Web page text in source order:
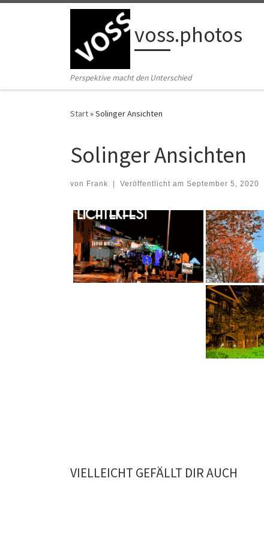
voss.photos
Perspektive macht den Unterschied
Start»Solinger Ansichten
Solinger Ansichten
von Frank Veröffentlicht am September 5, 2020
VIELLEICHT GEFÄLLT DIR AUCH